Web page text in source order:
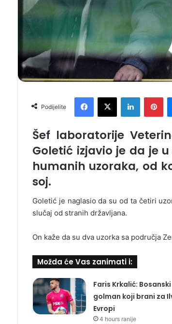
Podijelite
Šef laboratorije
Goletić izjavio je da je
humanih uzoraka, od
soj.
Goletić je naglasio da su od ta četiri
slučaj od stranih državljana.
On kaže da su dva uzorka sa područja
Možda će Vas zanimati i:
Faris Krkalić: Bosanski
golman koji brani za
Evropi
4 hours ranije